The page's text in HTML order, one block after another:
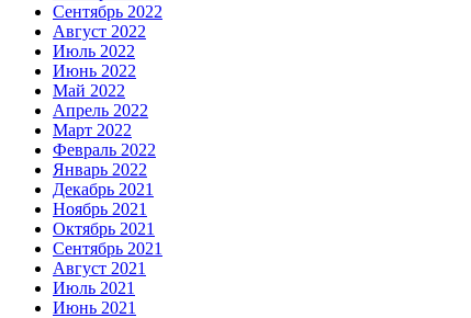
Сентябрь 2022
Август 2022
Июль 2022
Июнь 2022
Май 2022
Апрель 2022
Март 2022
Февраль 2022
Январь 2022
Декабрь 2021
Ноябрь 2021
Октябрь 2021
Сентябрь 2021
Август 2021
Июль 2021
Июнь 2021